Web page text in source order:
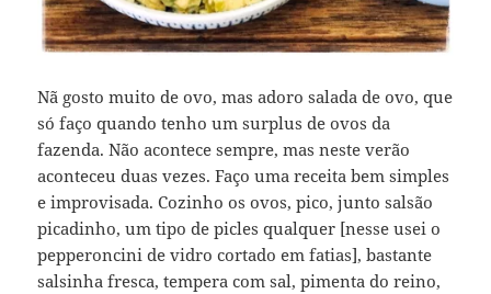
Nã gosto muito de ovo, mas adoro salada de ovo, que
só faço quando tenho um surplus de ovos da
fazenda. Não acontece sempre, mas neste verão
aconteceu duas vezes. Faço uma receita bem simples
e improvisada. Cozinho os ovos, pico, junto salsão
picadinho, um tipo de picles qualquer [nesse usei o
pepperoncini de vidro cortado em fatias], bastante
salsinha fresca, tempera com sal, pimenta do reino,